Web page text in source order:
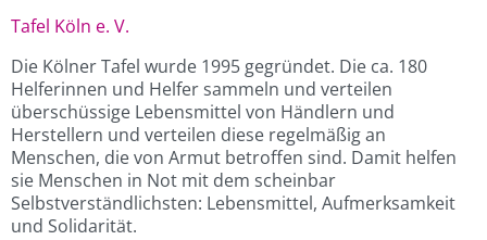
Tafel Köln e. V.
Die Kölner Tafel wurde 1995 gegründet. Die ca. 180
Helferinnen und Helfer sammeln und verteilen
überschüssige Lebensmittel von Händlern und
Herstellern und verteilen diese regelmäßig an
Menschen, die von Armut betroffen sind. Damit helfen
sie Menschen in Not mit dem scheinbar
Selbstverständlichsten: Lebensmittel, Aufmerksamkeit
und Solidarität.